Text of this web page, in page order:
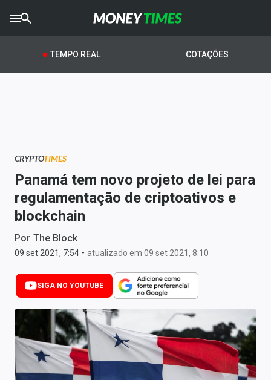
CRYPTOTIMES
AGROTIMES
Newsletters
Money Trader
Anuncie
Últimas Notícias
Newsletters
Cotações
Comprar ou vender?
Carteiras Recomendadas
TEMPO REAL COTAÇÕES
CRYPTOTIMES
Panamá tem novo projeto de lei para
regulamentação de criptoativos e
blockchain
Por The Block
09 set 2021, 7:54 - atualizado em 09 set 2021, 8:10
SIGA NO YOUTUBE